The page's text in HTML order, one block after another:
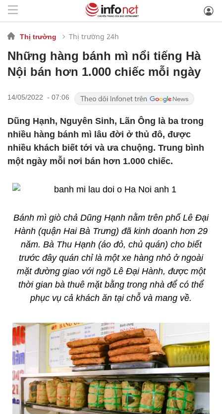
Thị trường Thị trường 24h
Những hàng bánh mì nổi tiếng Hà
Nội bán hơn 1.000 chiếc mỗi ngày
14/05/2022 - 07:06
Dũng Hạnh, Nguyên Sinh, Lãn Ông là ba trong
nhiều hàng bánh mì lâu đời ở thủ đô, được
nhiều khách biết tới và ưa chuộng. Trung bình
một ngày mỗi nơi bán hơn 1.000 chiếc.
Bánh mì giò chả Dũng Hạnh nằm trên phố Lê Đại
Hành (quận Hai Bà Trưng) đã kinh doanh hơn 29
năm. Bà Thu Hạnh (áo đỏ, chủ quán) cho biết
trước đây quán chỉ là một xe hàng nhỏ ở ngoài
mặt đường giao với ngõ Lê Đại Hành, được một
thời gian bà thuê mặt bằng trong nhà để có thể
phục vụ cả khách ăn tại chỗ và mang về.